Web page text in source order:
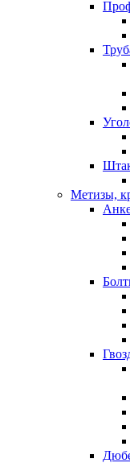
Метизы,